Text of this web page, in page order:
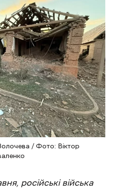
/ Фото: Віктор
російські війська